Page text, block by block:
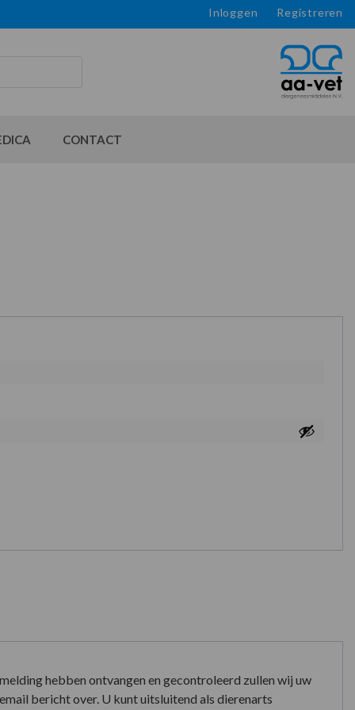
Inloggen Registreren
CONTACT
hebben ontvangen en gecontroleerd zullen wij uw
bericht over. U kunt uitsluitend als dierenarts